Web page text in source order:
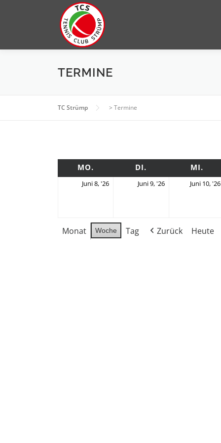
TERMINE
TC Strümp > Termine
MO. DI. DIENSTAGMI.
Juni 8, '26 Juni 9, '26 Juni 10, '26
Monat Woche Tag Zurück Heute